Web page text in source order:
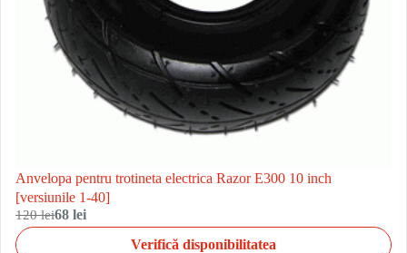
Anvelopa pentru trotineta electrica Razor E300 10 inch
[versiunile 1-40]
120 lei68 lei
Verifică disponibilitatea